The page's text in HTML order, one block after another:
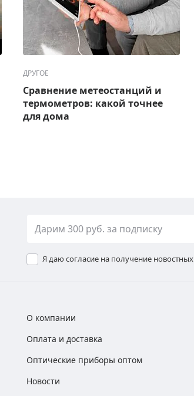
ДРУГОЕ
Сравнение метеостанций и
термометров: какой точнее
для дома
Я даю согласие на получение
О компании
Оплата и доставка
Оптические приборы оптом
Новости